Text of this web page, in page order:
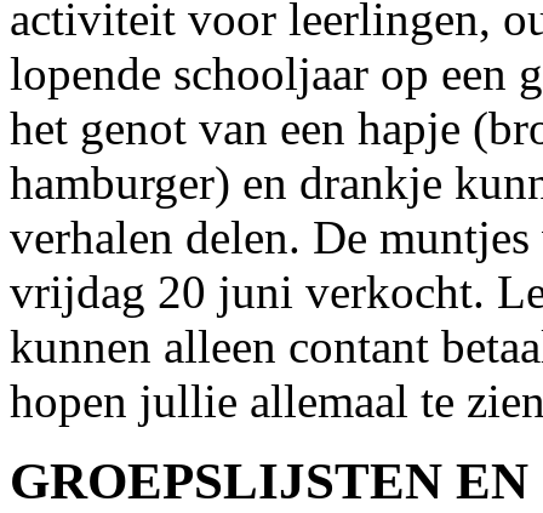
activiteit voor leerlingen,
lopende schooljaar op een
het genot van een hapje
hamburger) en drankje
verhalen delen. De
vrijdag 20 juni verkocht.
kunnen alleen contant
hopen jullie allemaal te
GROEPSLIJSTEN